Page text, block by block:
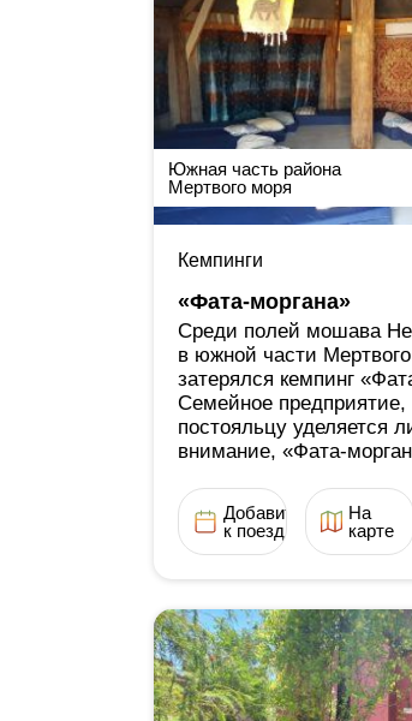
Южная часть района
Мертвого моря
Кемпинги
«Фата-моргана»
Среди полей мошава
в южной части
затерялся кемпинг
Семейное предприятие,
постояльцу уделяется
внимание, «Фата-
Добавить
к поездке
На
карте